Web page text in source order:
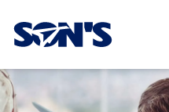
Laboratorios Química Son's